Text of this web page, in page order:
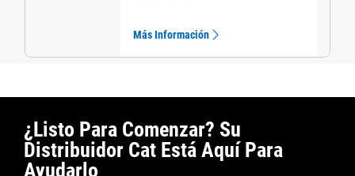
Más Información
¿Listo Para Comenzar? Su
Distribuidor Cat Está Aquí Para
Ayudarlo